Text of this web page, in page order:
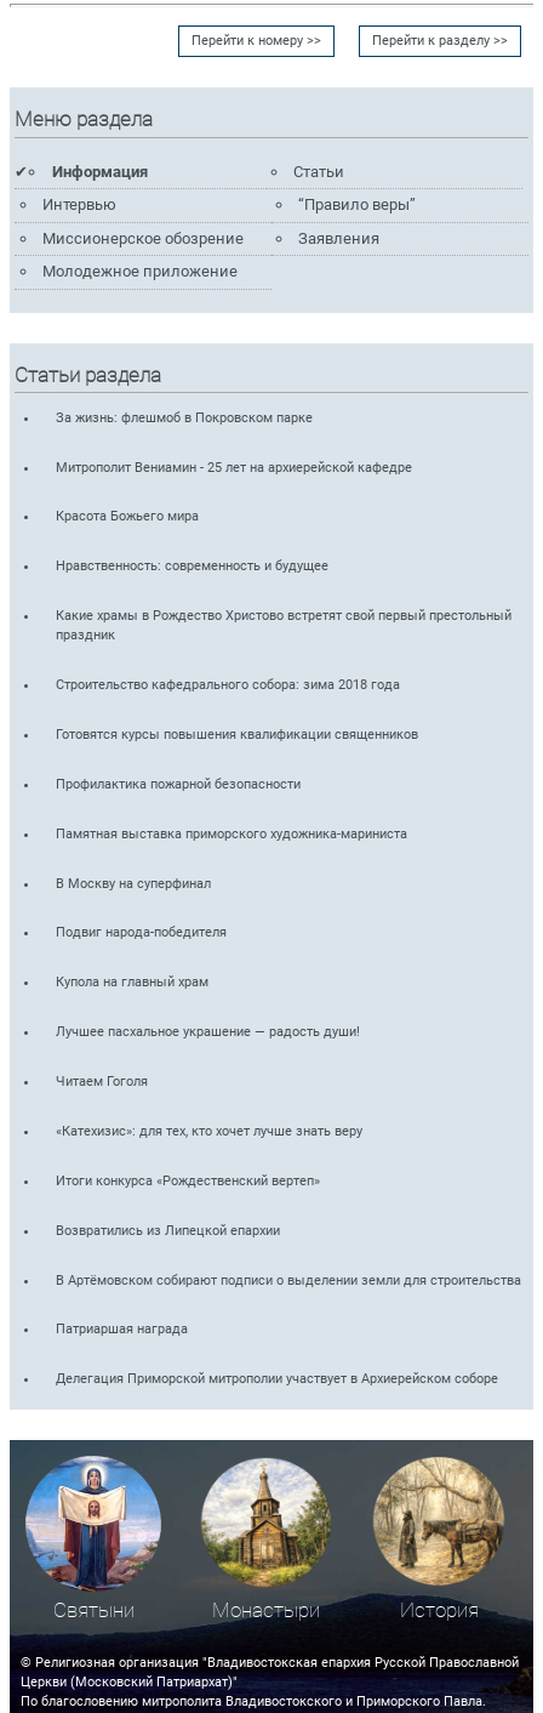
Перейти к разделу >>
Перейти к номеру >>
Меню раздела
Информация
Статьи
Интервью
“Правило веры”
Миссионерское обозрение
Заявления
Молодежное приложение
Статьи раздела
За жизнь: флешмоб в Покровском парке
Митрополит Вениамин - 25 лет на архиерейской кафедре
Красота Божьего мира
Нравственность: современность и будущее
Какие храмы в Рождество Христово встретят свой первый престольный
праздник
Строительство кафедрального собора: зима 2018 года
Готовятся курсы повышения квалификации священников
Профилактика пожарной безопасности
Памятная выставка приморского художника-мариниста
В Москву на суперфинал
Подвиг народа-победителя
Купола на главный храм
Лучшее пасхальное украшение — радость души!
Читаем Гоголя
«Катехизис»: для тех, кто хочет лучше знать веру
Итоги конкурса «Рождественский вертеп»
Возвратились из Липецкой епархии
В Артёмовском собирают подписи о выделении земли для строительства
Патриаршая награда
Делегация Приморской митрополии участвует в Архиерейском соборе
Святыни Монастыри История
© Религиозная организация "Владивостокская епархия Русской Православной
Церкви (Московский Патриархат)"
По благословению митрополита Владивостокского и Приморского Павла.